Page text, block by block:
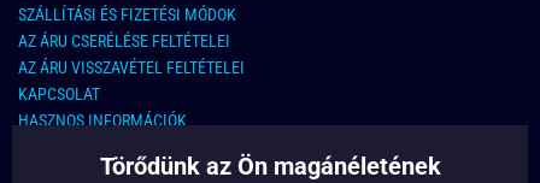
SZÁLLÍTÁSI ÉS FIZETÉSI MÓDOK
AZ ÁRU CSERÉLÉSE FELTÉTELEI
AZ ÁRU VISSZAVÉTEL FELTÉTELEI
KAPCSOLAT
HASZNOS INFORMÁCIÓK
KAPCSOLATTörődünk az Ön magánéletének